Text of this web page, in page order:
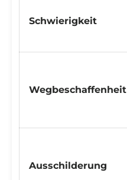
Schwierigkeit
Wegbeschaffenheit
Ausschilderung